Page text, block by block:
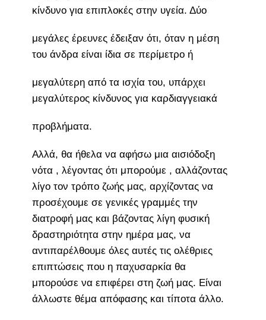
κίνδυνο για επιπλοκές στην υγεία. Δύο
μεγάλες έρευνες έδειξαν ότι, όταν η μέση
του άνδρα είναι ίδια σε περίμετρο ή
μεγαλύτερη από τα ισχία του, υπάρχει
μεγαλύτερος κίνδυνος για καρδιαγγειακά
προβλήματα.
Αλλά, θα ήθελα να αφήσω μια αισιόδοξη
νότα , λέγοντας ότι μπορούμε , αλλάζοντας
λίγο τον τρόπο ζωής μας, αρχίζοντας να
προσέχουμε σε γενικές γραμμές την
διατροφή μας και βάζοντας λίγη φυσική
δραστηριότητα στην ημέρα μας, να
αντιπαρέλθουμε όλες αυτές τις ολέθριες
επιπτώσεις που η παχυσαρκία θα
μπορούσε να επιφέρει στη ζωή μας. Είναι
άλλωστε θέμα απόφασης και τίποτα άλλο.